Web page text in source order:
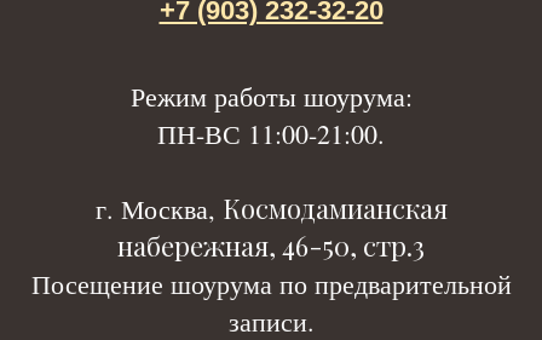
+7 (903) 232-32-20
Режим работы шоурума:
ПН-ВС 11:00-21:00.
г. Москва, Космодамианская
набережная, 46-50, стр.3
Посещение шоурума по предварительной
записи.